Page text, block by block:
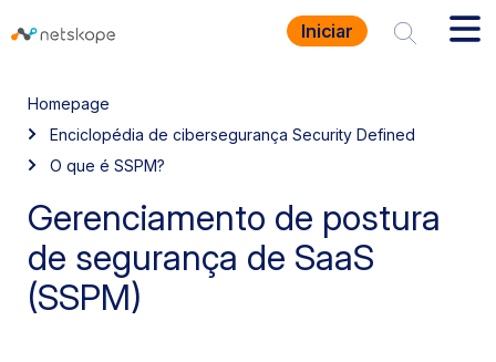
Iniciar
Homepage
Enciclopédia de cibersegurança Security Defined
O que é SSPM?
Gerenciamento de postura
de segurança de SaaS
(SSPM)